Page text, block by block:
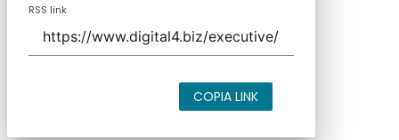
RSS link
COPIA LINK